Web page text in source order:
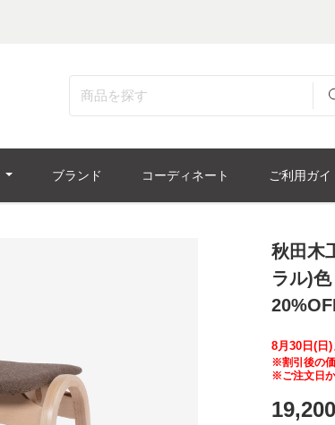
ブランド コーディネート ご利用ガイ
秋田木
ラル)
8月30日(日)
※割引後の価
※ご注文日か
19,200